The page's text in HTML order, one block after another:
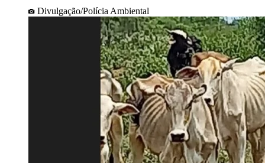
Divulgação/Polícia Ambiental